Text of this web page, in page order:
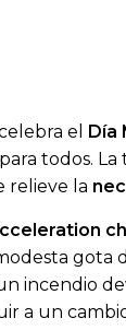
el Día
para todos.
relieve la
gota
incendio
a un